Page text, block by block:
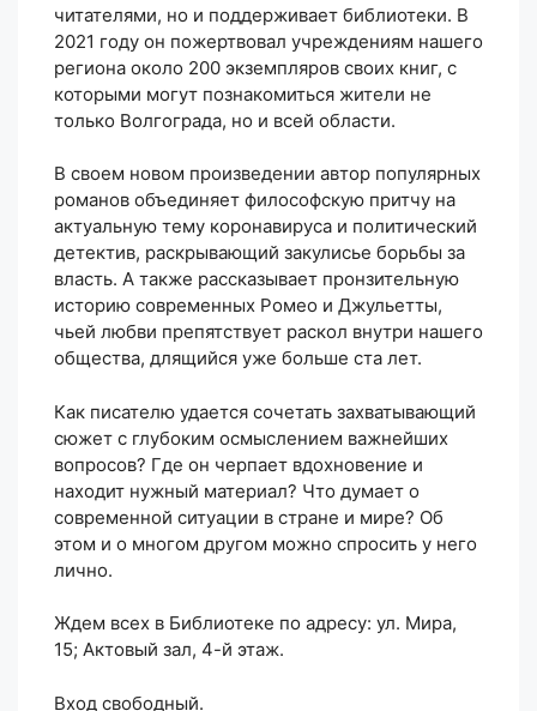
читателями, но и поддерживает библиотеки. В
2021 году он пожертвовал учреждениям нашего
региона около 200 экземпляров своих книг, с
которыми могут познакомиться жители не
только Волгограда, но и всей области.
В своем новом произведении автор популярных
романов объединяет философскую притчу на
актуальную тему коронавируса и политический
детектив, раскрывающий закулисье борьбы за
власть. А также рассказывает пронзительную
историю современных Ромео и Джульетты,
чьей любви препятствует раскол внутри нашего
общества, длящийся уже больше ста лет.
Как писателю удается сочетать захватывающий
сюжет с глубоким осмыслением важнейших
вопросов? Где он черпает вдохновение и
находит нужный материал? Что думает о
современной ситуации в стране и мире? Об
этом и о многом другом можно спросить у него
лично.
Ждем всех в Библиотеке по адресу: ул. Мира,
15; Актовый зал, 4-й этаж.
Вход свободный.